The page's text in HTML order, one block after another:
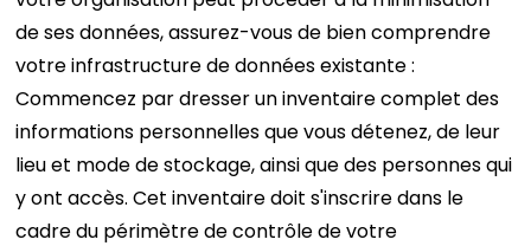
de ses données, assurez-vous de bien comprendre
votre infrastructure de données existante :
Commencez par dresser un inventaire complet des
informations personnelles que vous détenez, de leur
lieu et mode de stockage, ainsi que des personnes qui
y ont accès. Cet inventaire doit s'inscrire dans le
cadre du périmètre de contrôle de votre